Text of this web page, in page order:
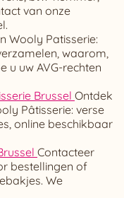
van onze
Wooly Patisserie:
waarom,
u uw AVG-rechten
Brussel Ontdek
Pâtisserie: verse
online beschikbaar
Contacteer
bestellingen of
We